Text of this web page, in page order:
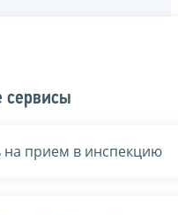
сервисы
на прием в инспекцию